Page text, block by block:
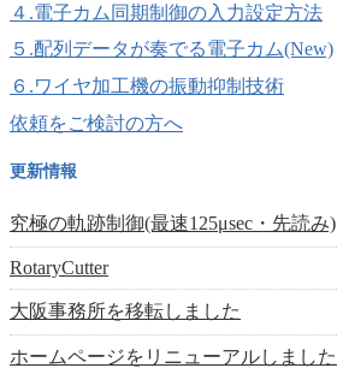
４.電子カム同期制御の入力設定方法
５.配列データが奏でる電子カム(New)
６.ワイヤ加工機の振動抑制技術
依頼をご検討の方へ
更新情報
究極の軌跡制御(最速125μsec・先読み)
RotaryCutter
大阪事務所を移転しました
ホームページをリニューアルしました